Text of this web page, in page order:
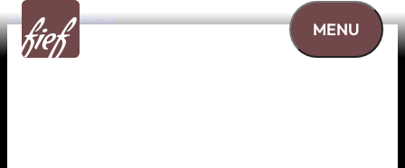
Aller au contenu
MENU